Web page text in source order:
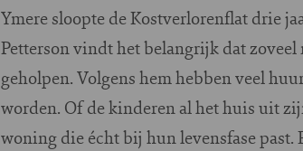
Ymere sloopte de Kostverlorenflat drie
Petterson vindt het belangrijk dat
geholpen. Volgens hem hebben veel
worden. Of de kinderen al het huis uit
woning die écht bij hun levensfase